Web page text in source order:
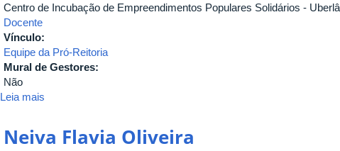
Centro de Incubação de Empreendimentos Populares Solidários -
Docente
Vínculo:
Equipe da Pró-Reitoria
Mural de Gestores:
Não
Leia mais
Andrade
Neiva Flavia Oliveira